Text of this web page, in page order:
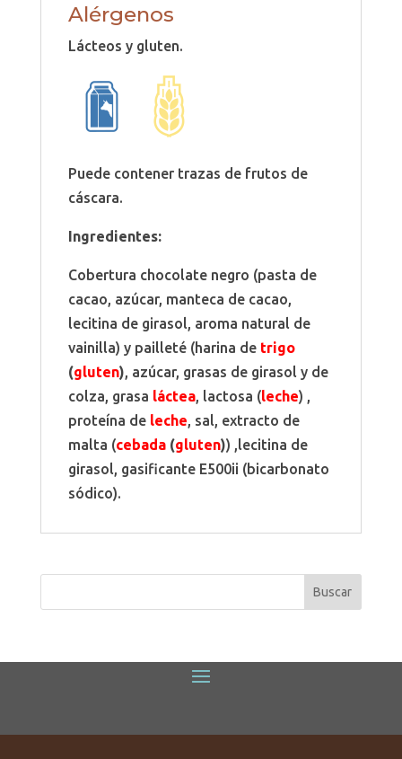
Alérgenos
Lácteos y gluten.
Puede contener trazas de frutos de
cáscara.
Ingredientes:
Cobertura chocolate negro (pasta de
cacao, azúcar, manteca de cacao,
lecitina de girasol, aroma natural de
vainilla) y pailleté (harina de trigo
(gluten), azúcar, grasas de girasol y de
colza, grasa láctea, lactosa (leche) ,
proteína de leche, sal, extracto de
malta (cebada(gluten)) ,lecitina de
girasol, gasificante E500ii (bicarbonato
sódico).